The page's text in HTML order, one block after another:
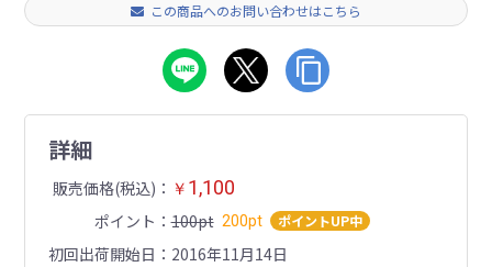
この商品へのお問い合わせはこちら
詳細
販売価格(税込) ￥ 1,100
ポイント 100pt 200pt ポイントUP中
初回出荷開始日
2016年11月14日